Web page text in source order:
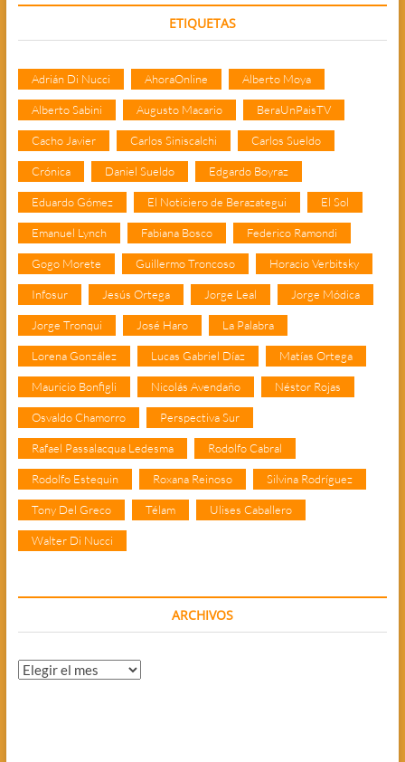
ETIQUETAS
Adrián Di Nucci AhoraOnline Alberto Moya
Alberto Sabini Augusto Macario BeraUnPaisTV
Cacho Javier Carlos Siniscalchi Carlos Sueldo
Crónica Daniel Sueldo Edgardo Boyraz
Eduardo Gómez El Noticiero de Berazategui El Sol
Emanuel Lynch Fabiana Bosco Federico Ramondi
Gogo Morete Guillermo Troncoso Horacio Verbitsky
Infosur Jesús Ortega Jorge Leal Jorge Módica
Jorge Tronqui José Haro La Palabra
Lorena González Lucas Gabriel Díaz Matías Ortega
Mauricio Bonfigli Nicolás Avendaño Néstor Rojas
Osvaldo Chamorro Perspectiva Sur
Rafael Passalacqua Ledesma Rodolfo Cabral
Rodolfo Estequin Roxana Reinoso Silvina Rodríguez
Tony Del Greco Télam Ulises Caballero
Walter Di Nucci
ARCHIVOS
Archivos